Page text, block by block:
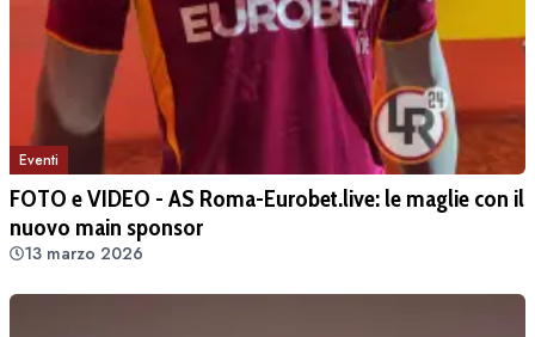
Eventi
FOTO e VIDEO - AS Roma-Eurobet.live: le maglie con il
nuovo main sponsor
13 marzo 2026